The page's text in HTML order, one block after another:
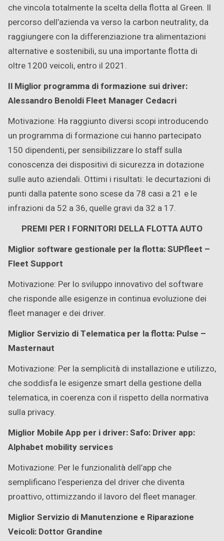
che vincola totalmente la scelta della flotta al Green. Il
percorso dell’azienda va verso la carbon neutrality, da
raggiungere con la differenziazione tra alimentazioni
alternative e sostenibili, su una importante flotta di
oltre 1200 veicoli, entro il 2021.
Il Miglior programma di formazione sui driver:
Alessandro Benoldi Fleet Manager Cedacri
Motivazione: Ha raggiunto diversi scopi introducendo
un programma di formazione cui hanno partecipato
150 dipendenti, per sensibilizzare lo staff sulla
conoscenza dei dispositivi di sicurezza in dotazione
sulle auto aziendali. Ottimi i risultati: le decurtazioni di
punti dalla patente sono scese da 78 casi a 21 e le
infrazioni da 52 a 36, quelle gravi da 32 a 17.
PREMI PER I FORNITORI DELLA FLOTTA AUTO
Miglior software gestionale per la flotta: SUPfleet –
Fleet Support
Motivazione: Per lo sviluppo innovativo del software
che risponde alle esigenze in continua evoluzione dei
fleet manager e dei driver.
Miglior Servizio di Telematica per la flotta: Pulse –
Masternaut
Motivazione: Per la semplicità di installazione e utilizzo,
che soddisfa le esigenze smart della gestione della
telematica, in coerenza con il rispetto della normativa
sulla privacy.
Miglior Mobile App per i driver: Safo: Driver app:
Alphabet mobility services
Motivazione: Per le funzionalità dell’app che
semplificano l’esperienza del driver che diventa
proattivo, ottimizzando il lavoro del fleet manager.
Miglior Servizio di Manutenzione e Riparazione
Veicoli: Dottor Grandine